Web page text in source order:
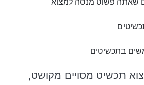
שאתה פשוט מנסה למצוא
בתכשיטים
תכשיט מסויים מקושט,